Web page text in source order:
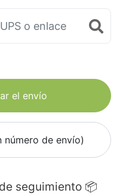
el envío
número de envío)
seguimiento 📦